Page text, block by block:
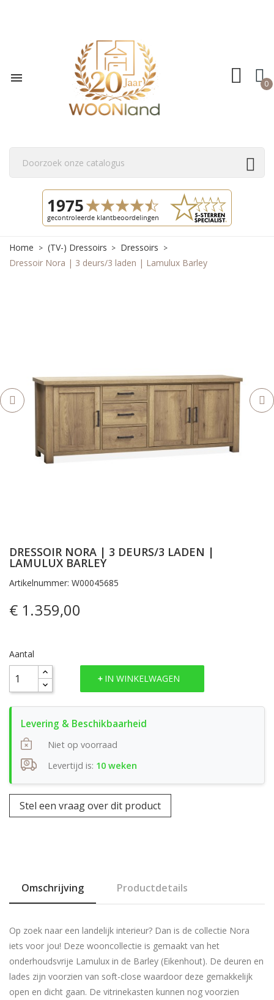
 0
Home (TV-) Dressoirs
Dressoirs
Dressoir Nora | 3 deurs/3 laden | Lamulux Barley
DRESSOIR NORA | 3 DEURS/3 LADEN |
LAMULUX BARLEY
Artikelnummer: W00045685
€ 1.359,00
Aantal
IN WINKELWAGEN
Niet op voorraad
Levertijd is: 10 weken
Stel een vraag over dit product
Omschrijving Productdetails
Op zoek naar een landelijk interieur? Dan is de collectie Nora
iets voor jou! Deze wooncollectie is gemaakt van het
onderhoudsvrije Lamulux in de Barley (Eikenhout). De deuren en
lades zijn voorzien van soft-close waardoor deze gemakkelijk
open en dicht gaan. De vitrinekasten kunnen nog voorzien